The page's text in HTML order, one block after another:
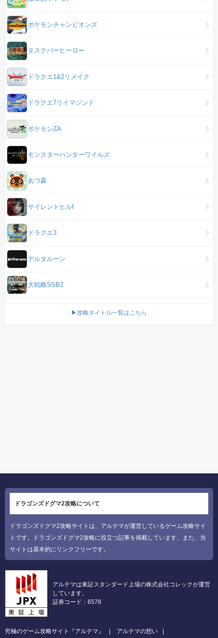
ポケモンチャンピオンズ
タスクバーヒーロー
ドラクエ1&2リメイク
ドラクエ7リイマジンド
ポケモンZA
モンスターハンターワイルズ
あつ森
サイレントヒルf
ドラクエ3
デルタルーン
大戦略SSB2
▶攻略タイトル一覧はこちら
ドラゴンズドグマ2攻略について
ドラゴンズドグマ2攻略サイトは、アルテマが運営しているゲーム攻略サイ
トです。ドラゴンズドグマ2攻略に役立つ記事を掲載しています。また、当
サイトは基本的にリンクフリーです。
アルテマは東証スタンダード上場の株式会社コレックが運営
しています。
証券コード：6578
究極のゲーム攻略サイト『アルテマ』 アルテマの想い